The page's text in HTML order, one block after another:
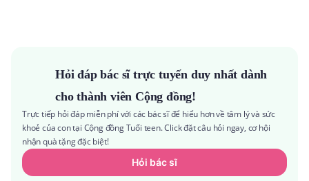
Hỏi đáp bác sĩ trực tuyến duy nhất dành
cho thành viên Cộng đồng!
Trực tiếp hỏi đáp miễn phí với các bác sĩ để hiểu hơn về tâm lý và sức
khoẻ của con tại Cộng đồng Tuổi teen. Click đặt câu hỏi ngay, cơ hội
nhận quà tặng đặc biệt!
Hỏi bác sĩ